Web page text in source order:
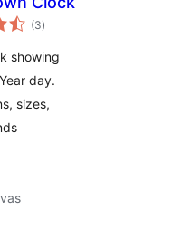
(3total
de
)
showing
day.
sizes,